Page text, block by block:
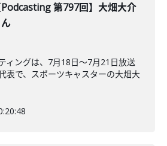
Podcasting 第797回】大畑大介
ィングは、7月18日〜7月21日放送
表で、スポーツキャスターの大畑大